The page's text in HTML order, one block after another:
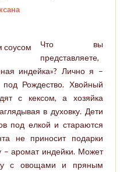
Что вы
представляете,
индейка»? Лично я –
Рождество. Хвойный
с кексом, а хозяйка
в духовку. Дети
под елкой и стараются
не приносит подарки
аромат индейки. Может
с овощами и пряным